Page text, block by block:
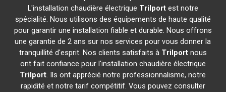
L'installation chaudière électrique Trilportest notre
spécialité. Nous utilisons des équipements de haute qualité
pour garantir une installation fiable et durable. Nous offrons
une garantie de 2 ans sur nos services pour vous donner la
tranquillité d'esprit. Nos clients satisfaits à Trilportnous
ont fait confiance pour l'installation chaudière électrique
Trilport. Ils ont apprécié notre professionnalisme, notre
rapidité et notre tarif compétitif. Vous pouvez consulter